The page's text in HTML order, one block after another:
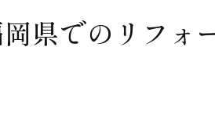
音対策で静かな住環境を実現
県でのリフォ